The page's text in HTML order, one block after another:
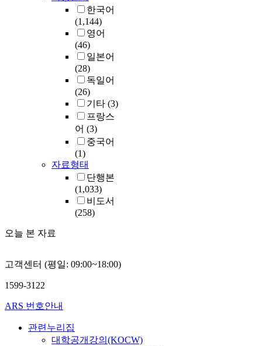
한국어
(1,144)
영어
(46)
일본어
(28)
독일어
(26)
기타 (3)
프랑스
어 (3)
중국어
(1)
자료형태
단행본
(1,033)
비도서
(258)
오늘 본 자료
고객센터 (평일: 09:00~18:00)
1599-3122
ARS 번호안내
관련누리집
대학공개강의(KOCW)